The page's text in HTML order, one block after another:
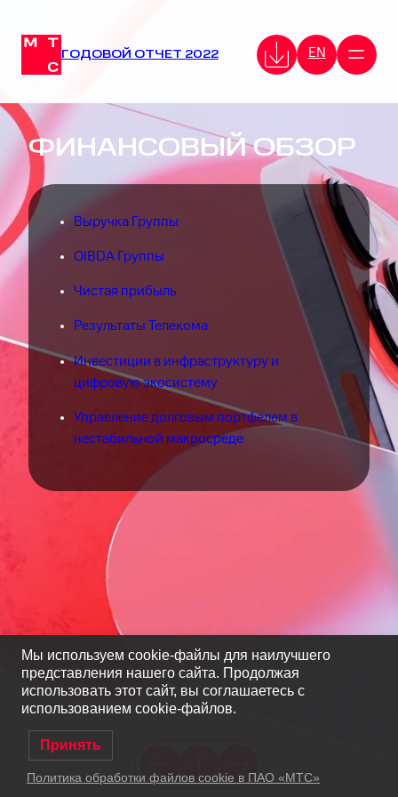
ГОДОВОЙ ОТЧЕТ 2022 EN
ФИНАНСОВЫЙ ОБЗОР
Выручка Группы
OIBDA Группы
Чистая прибыль
Результаты Телекома
Инвестиции в инфраструктуру и
цифровую экосистему
Управление долговым портфелем в
нестабильной макросреде
Мы используем cookie-файлы для наилучшего
представления нашего сайта. Продолжая
использовать этот сайт, вы соглашаетесь с
использованием cookie-файлов.
Принять
Политика обработки файлов cookie в ПАО «МТС»